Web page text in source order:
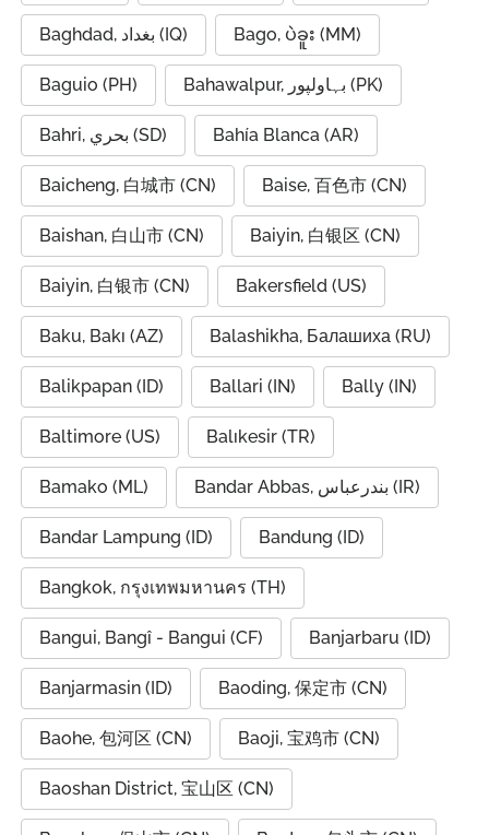
Baghdad, بغداد (IQ) Bago, ပဲခူး (MM)
Baguio (PH) Bahawalpur, بہاولپور (PK)
Bahri, بحري (SD) Bahía Blanca (AR)
Baicheng, 白城市 (CN) Baise, 百色市 (CN)
Baishan, 白山市 (CN) Baiyin, 白银区 (CN)
Baiyin, 白银市 (CN) Bakersfield (US)
Baku, Bakı (AZ) Balashikha, Балашиха (RU)
Balikpapan (ID) Ballari (IN) Bally (IN)
Baltimore (US) Balıkesir (TR)
Bamako (ML) Bandar Abbas, بندرعباس (IR)
Bandar Lampung (ID) Bandung (ID)
Bangkok, กรุงเทพมหานคร (TH)
Bangui, Bangî - Bangui (CF) Banjarbaru (ID)
Banjarmasin (ID) Baoding, 保定市 (CN)
Baohe, 包河区 (CN) Baoji, 宝鸡市 (CN)
Baoshan District, 宝山区 (CN)